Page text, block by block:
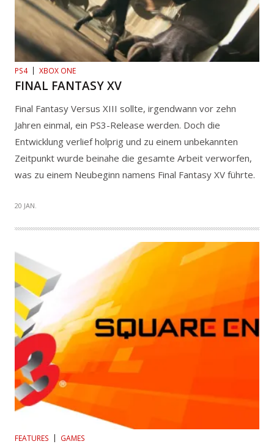
PS4 XBOX ONE
FINAL FANTASY XV
Final Fantasy Versus XIII sollte, irgendwann vor zehn
Jahren einmal, ein PS3-Release werden. Doch die
Entwicklung verlief holprig und zu einem unbekannten
Zeitpunkt wurde beinahe die gesamte Arbeit verworfen,
was zu einem Neubeginn namens Final Fantasy XV führte.
20 JAN.
FEATURES GAMES